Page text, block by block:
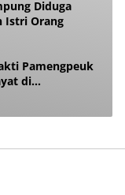
Diduga
Istri Orang
Pamengpeuk
di